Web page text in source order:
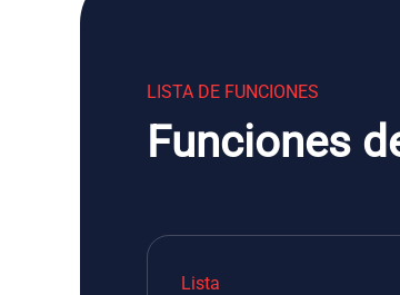
LISTA DE FUNCIONES
Funciones
Lista